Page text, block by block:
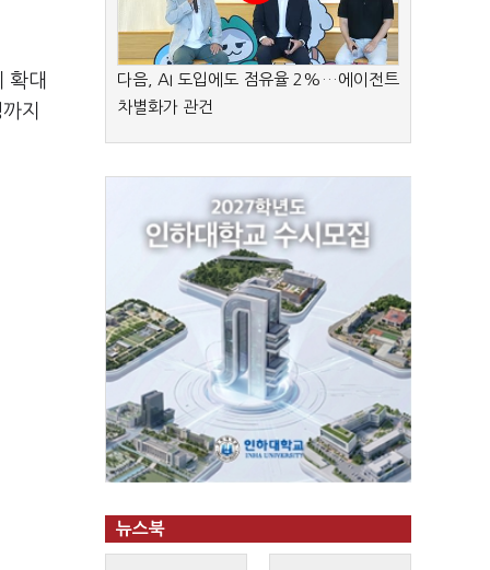
확대
지
다음, AI 도입에도 점유율 2%…에이전트
차별화가 관건
뉴스북